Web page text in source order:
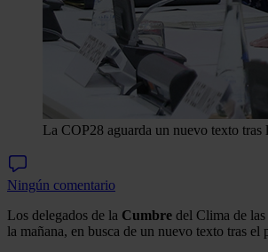
redes
que
La COP28 aguarda un nuevo texto tras
Ningún comentario
Los delegados de la Cumbre del Clima de
la mañana, en busca de un nuevo texto tras